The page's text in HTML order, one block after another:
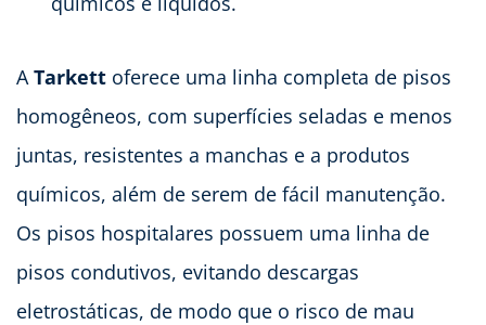
ATarkett oferece uma linha completa de pisos
homogêneos, com superfícies seladas e menos
juntas, resistentes a manchas e a produtos
químicos, além de serem de fácil manutenção.
Os pisos hospitalares possuem uma linha de
pisos condutivos, evitando descargas
eletrostáticas, de modo que o risco de mau